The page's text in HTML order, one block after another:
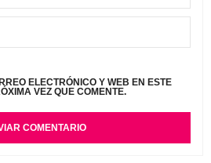
ELECTRÓNICO Y WEB EN ESTE
VEZ QUE COMENTE.